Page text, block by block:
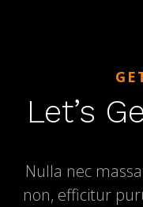
Let’s
Nulla nec
non, efficitur